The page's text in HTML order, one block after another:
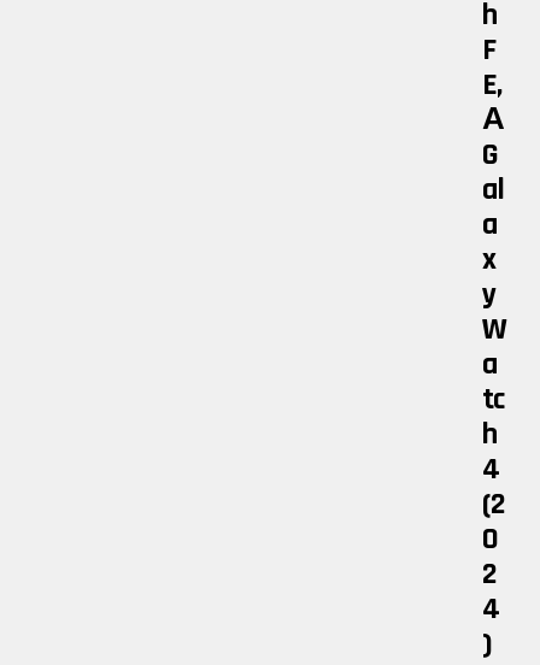
H
F
E,
А
G
Al
A
X
Y
W
A
Tc
H
4
(2
0
2
4
)